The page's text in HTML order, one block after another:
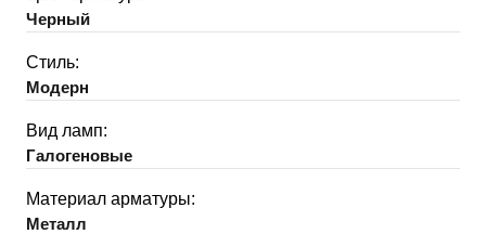
Черный
Стиль:
Модерн
Вид ламп:
Галогеновые
Материал арматуры:
Металл